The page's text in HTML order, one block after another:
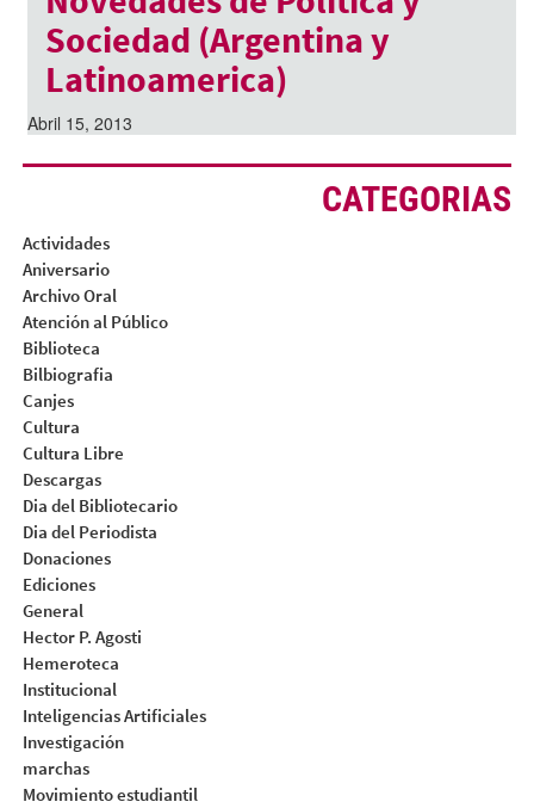
Sociedad (Argentina y
Latinoamerica)
Abril 15, 2013
CATEGORIAS
Actividades
Aniversario
Archivo Oral
Atención al Público
Biblioteca
Bilbiografia
Canjes
Cultura
Cultura Libre
Descargas
Dia del Bibliotecario
Dia del Periodista
Donaciones
Ediciones
General
Hector P. Agosti
Hemeroteca
Institucional
Inteligencias Artificiales
Investigación
marchas
Movimiento estudiantil